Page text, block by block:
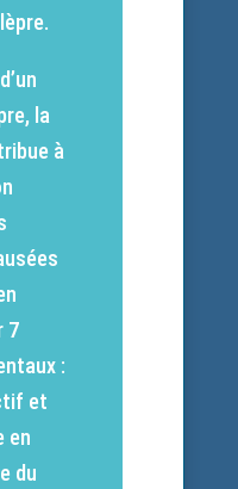
la
à
7
:
et
en
du